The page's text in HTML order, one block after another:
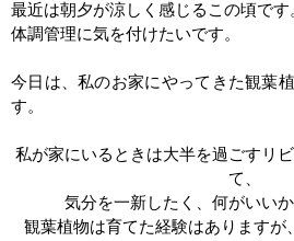
最近は朝夕が涼しく感じるこの頃です
体調管理に気を付けたいです。
今日は、私のお家にやってきた観葉
す。
私が家にいるときは大半を過ごすリ
て、
気分を一新したく、何がいい
観葉植物は育てた経験はありますが